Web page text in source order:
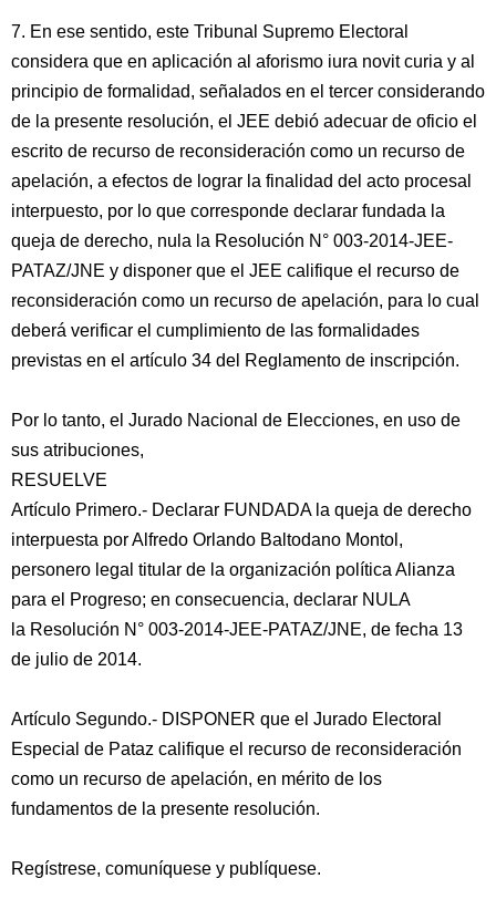
7. En ese sentido, este Tribunal Supremo Electoral
considera que en aplicación al aforismo iura novit curia y al
principio de formalidad, señalados en el tercer considerando
de la presente resolución, el JEE debió adecuar de oficio el
escrito de recurso de reconsideración como un recurso de
apelación, a efectos de lograr la finalidad del acto procesal
interpuesto, por lo que corresponde declarar fundada la
queja de derecho, nula la Resolución N° 003-2014-JEE-
PATAZ/JNE y disponer que el JEE califique el recurso de
reconsideración como un recurso de apelación, para lo cual
deberá verificar el cumplimiento de las formalidades
previstas en el artículo 34 del Reglamento de inscripción.
Por lo tanto, el Jurado Nacional de Elecciones, en uso de
sus atribuciones,
RESUELVE
Artículo Primero.- Declarar FUNDADA la queja de derecho
interpuesta por Alfredo Orlando Baltodano Montol,
personero legal titular de la organización política Alianza
para el Progreso; en consecuencia, declarar NULA
la Resolución N° 003-2014-JEE-PATAZ/JNE, de fecha 13
de julio de 2014.
Artículo Segundo.- DISPONER que el Jurado Electoral
Especial de Pataz califique el recurso de reconsideración
como un recurso de apelación, en mérito de los
fundamentos de la presente resolución.
Regístrese, comuníquese y publíquese.